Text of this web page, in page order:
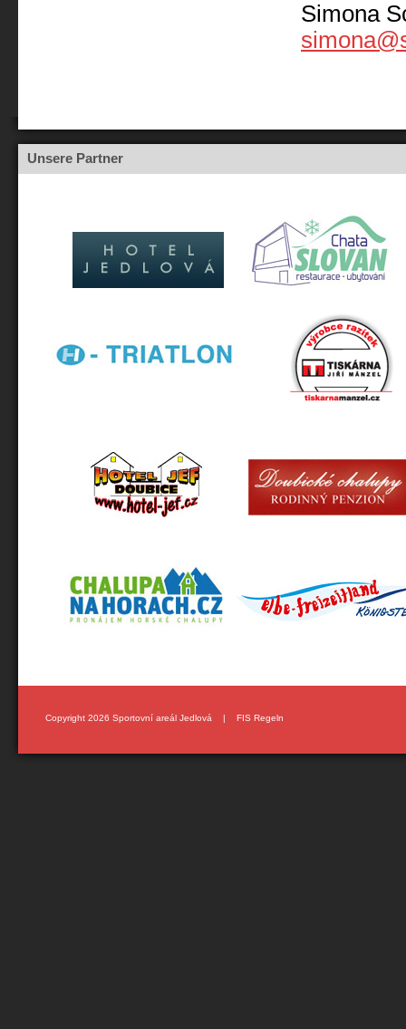
Simona
Unsere Partner
Copyright 2026 Sportovní areál Jedlová | FIS Regeln